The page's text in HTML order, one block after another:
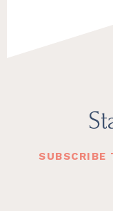
SUBSCRIBE